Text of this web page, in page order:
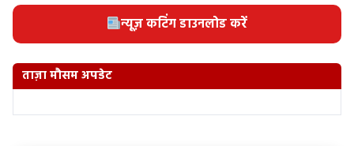
न्यूज़ कटिंग डाउनलोड करें
ताज़ा मौसम अपडेट